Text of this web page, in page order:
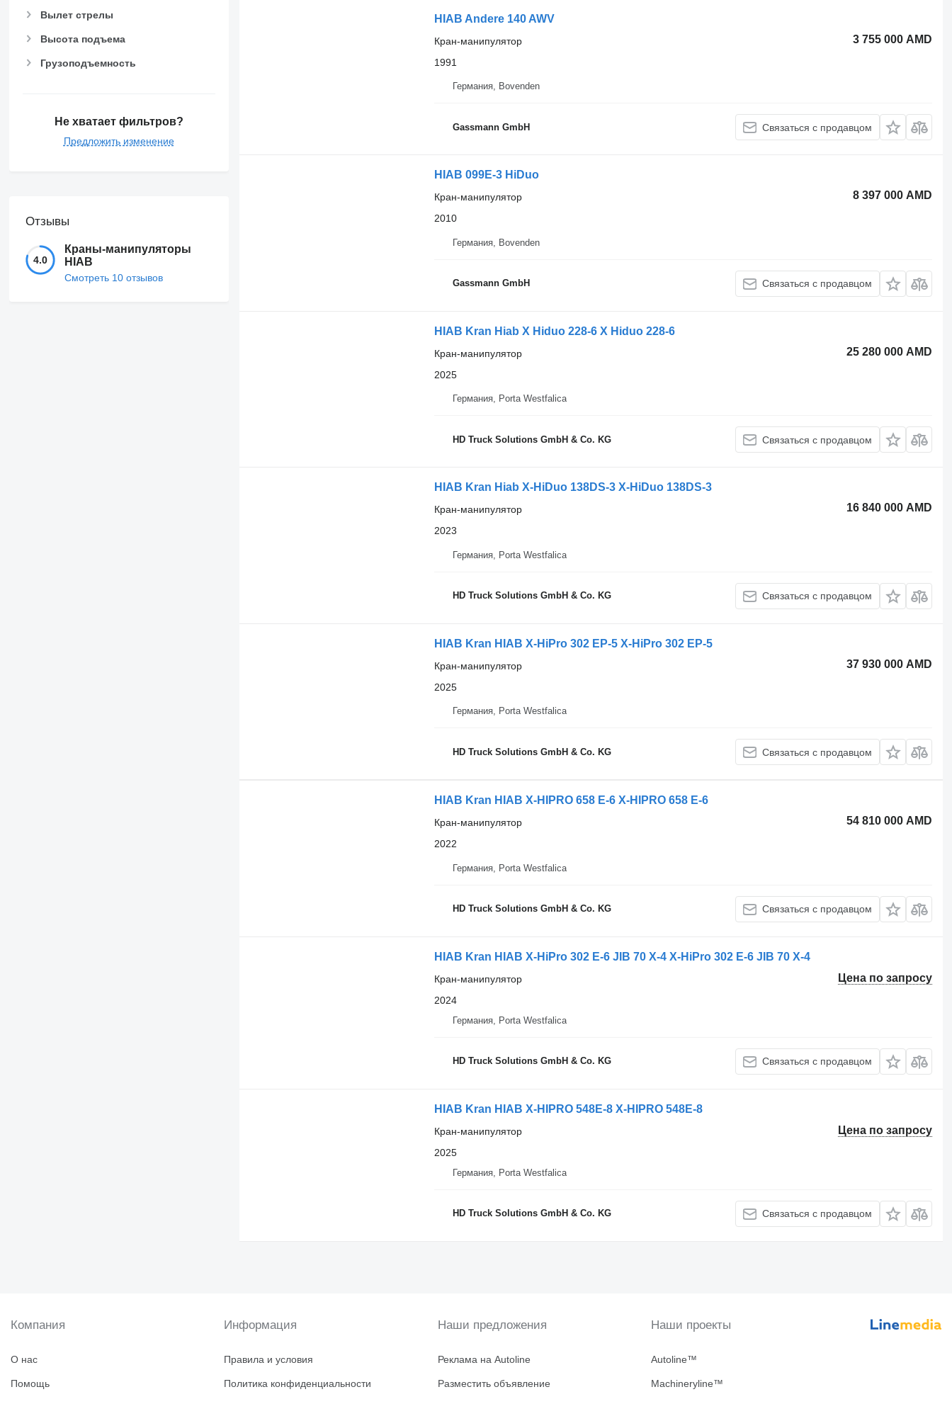
Вылет стрелы
Высота подъема
Грузоподъемность
Не хватает фильтров?
Предложить изменение
Отзывы
4.0
Краны-манипуляторы
HIAB
Смотреть 10 отзывов
HIAB Andere 140 AWV
3 755 000 AMD
Кран-манипулятор
1991
Германия, Bovenden
Gassmann GmbH Связаться с продавцом
HIAB 099E-3 HiDuo
8 397 000 AMD
Кран-манипулятор
2010
Германия, Bovenden
Gassmann GmbH Связаться с продавцом
HIAB Kran Hiab X Hiduo 228-6 X Hiduo 228-6
25 280 000 AMD
Кран-манипулятор
2025
Германия, Porta Westfalica
HD Truck Solutions GmbH & Co. KG Связаться с продавцом
HIAB Kran Hiab X-HiDuo 138DS-3 X-HiDuo 138DS-3
16 840 000 AMD
Кран-манипулятор
2023
Германия, Porta Westfalica
HD Truck Solutions GmbH & Co. KG Связаться с продавцом
HIAB Kran HIAB X-HiPro 302 EP-5 X-HiPro 302 EP-5
37 930 000 AMD
Кран-манипулятор
2025
Германия, Porta Westfalica
HD Truck Solutions GmbH & Co. KG Связаться с продавцом
HIAB Kran HIAB X-HIPRO 658 E-6 X-HIPRO 658 E-6
54 810 000 AMD
Кран-манипулятор
2022
Германия, Porta Westfalica
HD Truck Solutions GmbH & Co. KG Связаться с продавцом
HIAB Kran HIAB X-HiPro 302 E-6 JIB 70 X-4 X-HiPro 302 E-6 JIB 70 X-4
Цена по запросу
Кран-манипулятор
2024
Германия, Porta Westfalica
HD Truck Solutions GmbH & Co. KG Связаться с продавцом
HIAB Kran HIAB X-HIPRO 548E-8 X-HIPRO 548E-8
Цена по запросу
Кран-манипулятор
2025
Германия, Porta Westfalica
HD Truck Solutions GmbH & Co. KG Связаться с продавцом
Компания
О нас
Помощь
Информация
Правила и условия
Политика конфиденциальности
Наши предложения
Реклама на Autoline
Разместить объявление
Наши проекты
Autoline™
Machineryline™